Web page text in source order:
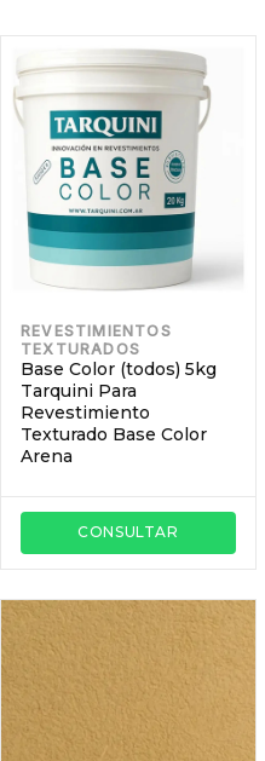
REVESTIMIENTOS
TEXTURADOS
Base Color (todos) 5kg
Tarquini Para
Revestimiento
Texturado Base Color
Arena
CONSULTAR